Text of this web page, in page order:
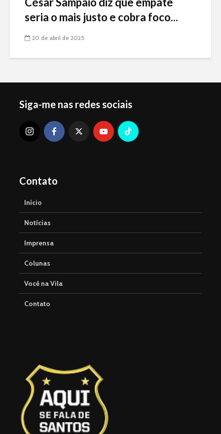
seria o mais justo e cobra foco...
20 de abril de 2025
Siga-me nas redes sociais
Contato
Início
Notícias
Imprensa
Colunas
Você na Vila
Contato